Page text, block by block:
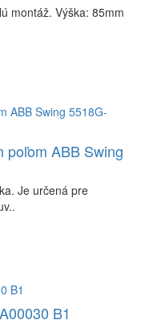
montáž. Výška: 85mm
poľom ABB Swing
Je určená pre
B1